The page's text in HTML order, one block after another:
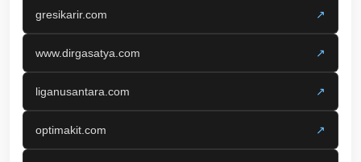
gresikarir.com ↗
www.dirgasatya.com ↗
liganusantara.com ↗
optimakit.com ↗